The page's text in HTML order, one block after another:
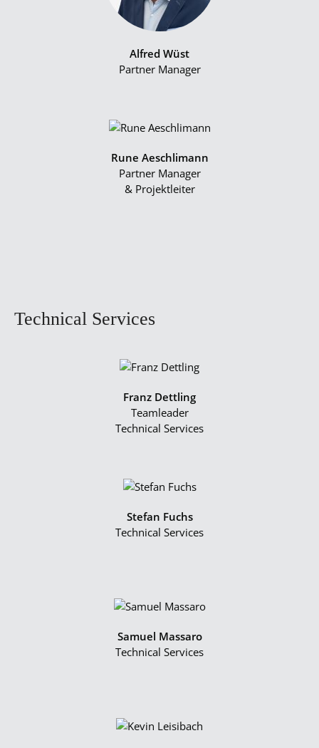
Alfred Wüst
Partner Manager
Rune Aeschlimann
Partner Manager
& Projektleiter
Technical Services
Franz Dettling
Teamleader
Technical Services
Stefan Fuchs
Technical Services
Samuel Massaro
Technical Services